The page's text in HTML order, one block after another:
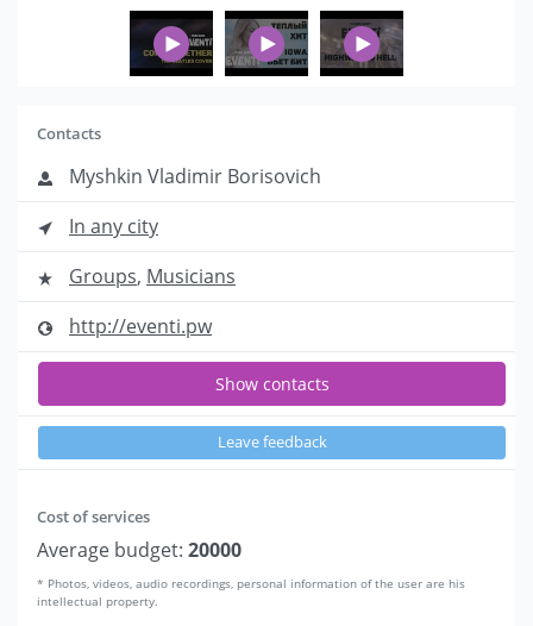
Contacts
Myshkin Vladimir Borisovich
In any city
Groups, Musicians
http://eventi.pw
Show contacts
Leave feedback
Cost of services
Average budget: 20000
* Photos, videos, audio recordings, personal information of the user are his
intellectual property.